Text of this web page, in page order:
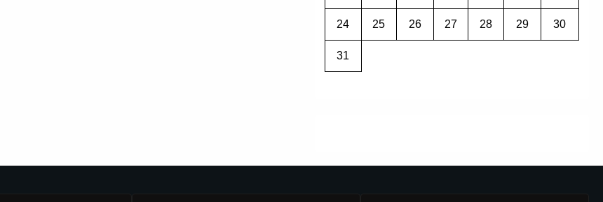
24 25 26 27 28 29 30
31